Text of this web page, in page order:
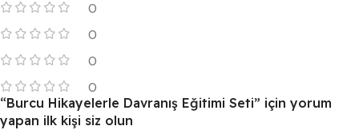
0
0
0
0
“Burcu Hikayelerle Davranış Eğitimi Seti” için yorum
yapan ilk kişi siz olun